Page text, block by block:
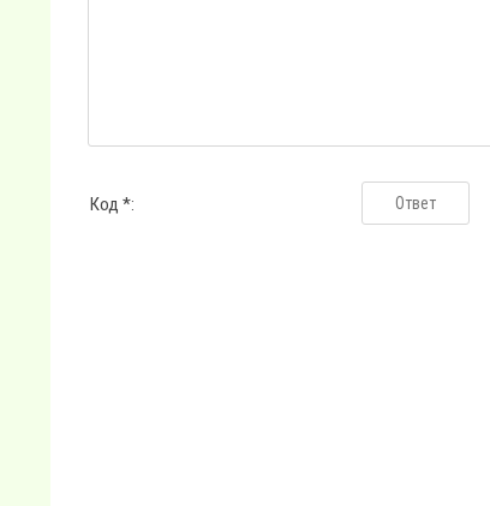
Код *: